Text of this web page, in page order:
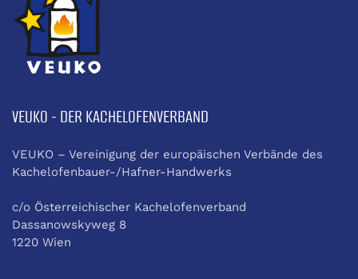
VEUKO - DER KACHELOFENVERBAND
VEUKO – Vereinigung der europäischen Verbände des
Kachelofenbauer-/Hafner-Handwerks
c/o Österreichischer Kachelofenverband
Dassanowskyweg 8
1220 Wien